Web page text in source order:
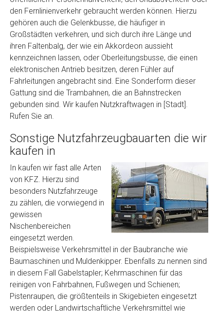
den Fernlinienverkehr gebraucht werden können. Hierzu
gehören auch die Gelenkbusse, die häufiger in
Großstädten verkehren, und sich durch ihre Länge und
ihren Faltenbalg, der wie ein Akkordeon aussieht
kennzeichnen lassen, oder Oberleitungsbusse, die einen
elektronischen Antrieb besitzen, deren Fühler auf
Fahrleitungen angebracht sind. Eine Sonderform dieser
Gattung sind die Trambahnen, die an Bahnstrecken
gebunden sind. Wir kaufen Nutzkraftwagen in [Stadt].
Rufen Sie an.
Sonstige Nutzfahrzeugbauarten die wir
kaufen in
In kaufen wir fast alle Arten
von KFZ. Hierzu sind
besonders Nutzfahrzeuge
zu zählen, die vorwiegend in
gewissen
Nischenbereichen
eingesetzt werden.
Beispielsweise Verkehrsmittel in der Baubranche wie
Baumaschinen und Muldenkipper. Ebenfalls zu nennen sind
in diesem Fall Gabelstapler; Kehrmaschinen für das
reinigen von Fahrbahnen, Fußwegen und Schienen;
Pistenraupen, die größtenteils in Skigebieten eingesetzt
werden oder Landwirtschaftliche Verkehrsmittel wie